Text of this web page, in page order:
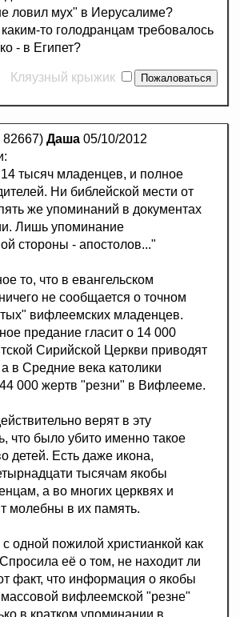
ловил мух" в Иерусалиме?
то голодранцам требовалось
- в Египет?
Кляузный крыжик
82667) Даша 05/10/2012
14 тысяч младенцев, и полное
Ни библейской мести от
же упоминаний в документах
Лишь упоминание
стороны - апостолов..."
то, что в евангельском
не сообщается о точном
вифлеемских младенцев.
предание гласит о 14 000
Сирийской Церкви приводят
в Средние века католики
000 жертв "резни" в Вифлееме.
верят в эту
что было убито именно такое
детей. Есть даже икона,
тысячам якобы
а во многих церквях и
молебны в их память.
одной пожилой христианкой как
её о том, не находит ли
факт, что информация о якобы
вифлеемской "резне"